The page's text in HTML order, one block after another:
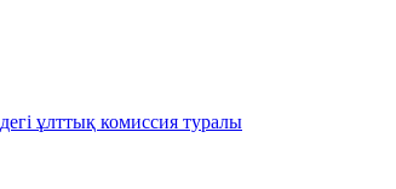
ұлттық комиссия туралы